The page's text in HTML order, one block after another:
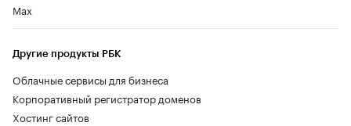
Max
Другие продукты РБК
Облачные сервисы для бизнеса
Корпоративный регистратор доменов
Хостинг сайтов